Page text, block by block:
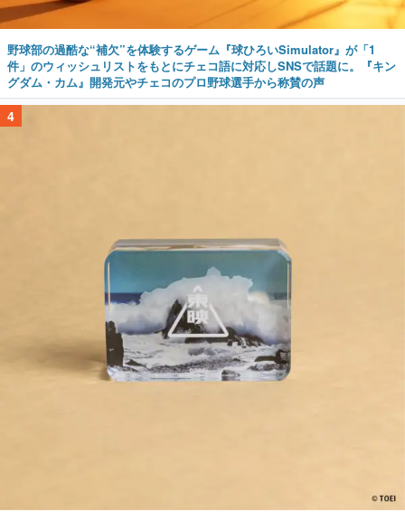
野球部の過酷な“補欠”を体験するゲーム『球ひろいSimulator』が「1
件」のウィッシュリストをもとにチェコ語に対応しSNSで話題に。『キン
グダム・カム』開発元やチェコのプロ野球選手から称賛の声
4